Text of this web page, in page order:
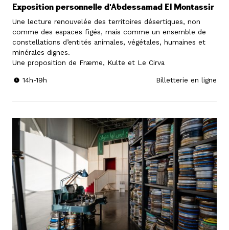
Exposition personnelle d'Abdessamad El Montassir
Une lecture renouvelée des territoires désertiques, non
comme des espaces figés, mais comme un ensemble de
constellations d’entités animales, végétales, humaines et
minérales dignes.
Une proposition de Fræme, Kulte et Le Cirva
14h-19h Billetterie en ligne